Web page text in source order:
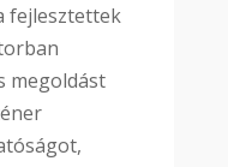
fejlesztettek
megoldást